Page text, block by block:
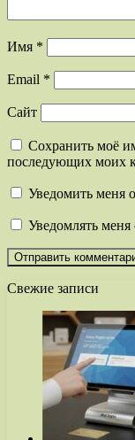
Имя *
Email *
Сайт
Сохранить моё
последующих моих
Уведомить меня
Уведомлять
Свежие записи